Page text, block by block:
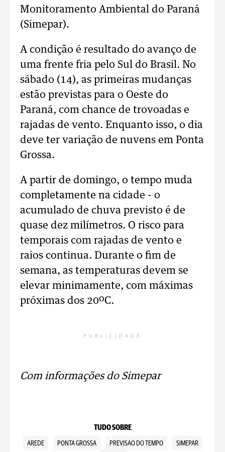
Monitoramento Ambiental do Paraná
(Simepar).
A condição é resultado do avanço de
uma frente fria pelo Sul do Brasil. No
sábado (14), as primeiras mudanças
estão previstas para o Oeste do
Paraná, com chance de trovoadas e
rajadas de vento. Enquanto isso, o dia
deve ter variação de nuvens em Ponta
Grossa.
A partir de domingo, o tempo muda
completamente na cidade - o
acumulado de chuva previsto é de
quase dez milímetros. O risco para
temporais com rajadas de vento e
raios continua. Durante o fim de
semana, as temperaturas devem se
elevar minimamente, com máximas
próximas dos 20ºC.
PUBLICIDADE
Com informações do Simepar
TUDO SOBRE
AREDE PONTA GROSSA PREVISAO DO TEMPO
SIMEPAR